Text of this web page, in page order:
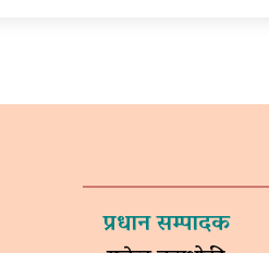
प्रधान सम्पादक